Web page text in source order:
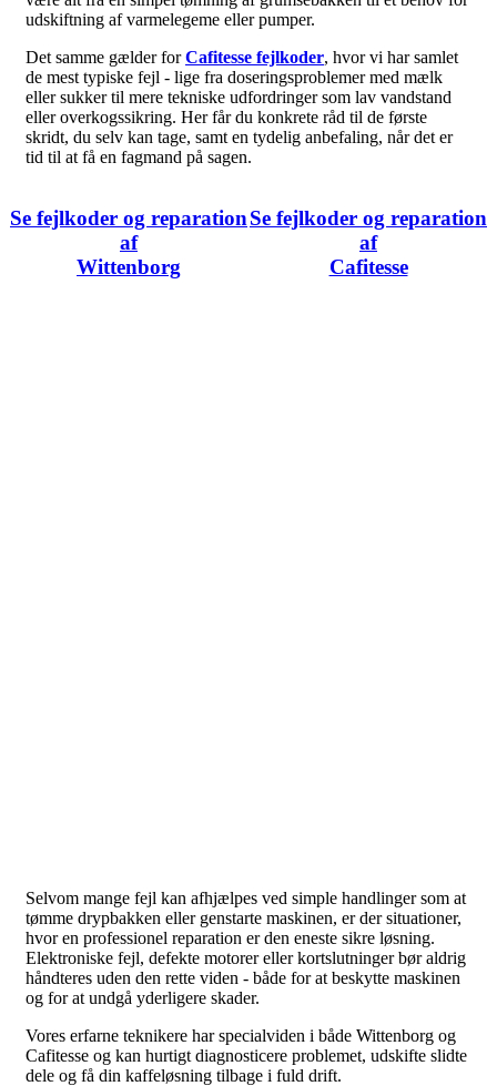
udskiftning af varmelegeme eller pumper.
Det samme gælder forCafitesse fejlkoder, hvor vi har samlet
de mest typiske fejl - lige fra doseringsproblemer med mælk
eller sukker til mere tekniske udfordringer som lav vandstand
eller overkogssikring. Her får du konkrete råd til de første
skridt, du selv kan tage, samt en tydelig anbefaling, når det er
tid til at få en fagmand på sagen.
Se fejlkoder og reparation
af
Wittenborg
Se fejlkoder og reparation
af
Cafitesse
Selvom mange fejl kan afhjælpes ved simple handlinger som at
tømme drypbakken eller genstarte maskinen, er der situationer,
hvor en professionel reparation er den eneste sikre løsning.
Elektroniske fejl, defekte motorer eller kortslutninger bør aldrig
håndteres uden den rette viden - både for at beskytte maskinen
og for at undgå yderligere skader.
Vores erfarne teknikere har specialviden i både Wittenborg og
Cafitesse og kan hurtigt diagnosticere problemet, udskifte slidte
dele og få din kaffeløsning tilbage i fuld drift.